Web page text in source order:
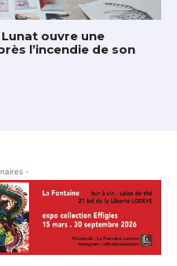
ouvre une
l’incendie de son
-